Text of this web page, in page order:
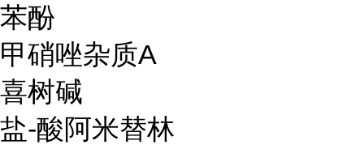
苯酚
甲硝唑杂质A
喜树碱
盐-酸阿米替林